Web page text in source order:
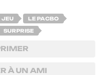
JEU LE PACBO
SURPRISE
À UN AMI